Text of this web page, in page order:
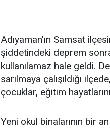
Adıyaman'ın Samsat
şiddetindeki deprem
kullanılamaz hale geldi.
sarılmaya çalışıldığı
çocuklar, eğitim
Yeni okul binalarının bir